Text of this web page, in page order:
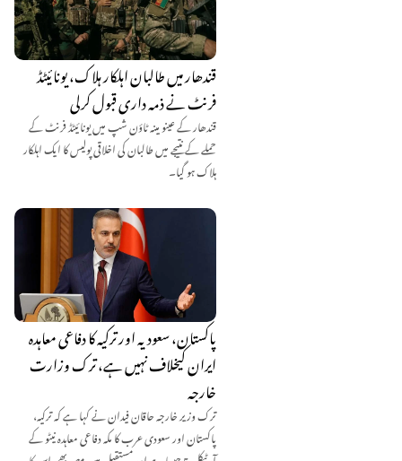
قندھار میں طالبان اہلکار ہلاک، یونائیٹڈ
فرنٹ نے ذمہ داری قبول کرلی
قندھار کے عینو مینہ ٹاؤن شپ میں یونائیٹڈ فرنٹ کے
حملے کے نتیجے میں طالبان کی اخلاقی پولیس کا ایک اہلکار
ہلاک ہو گیا۔
پاکستان، سعودیہ اور ترکیہ کا دفاعی معاہدہ
ایران کیخلاف نہیں ہے، ترک وزارت
خارجہ
ترک وزیر خارجہ حاقان فیدان نے کہا ہے کہ ترکیہ،
پاکستان اور سعودی عرب کا مکہ دفاعی معاہدہ نیٹو کے